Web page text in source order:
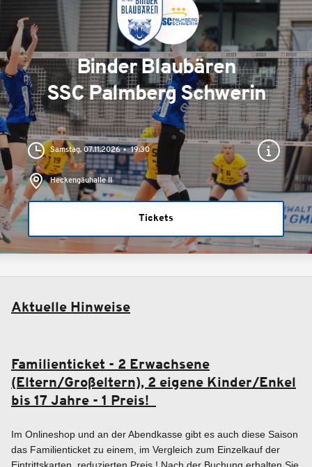
Binder Blaubären
SSC Palmberg Schwerin
Samstag, 07.11.2026 19:30
Heckengäuhalle II
Tickets
Aktuelle Hinweise
Familienticket - 2 Erwachsene
(Eltern/Großeltern), 2 eigene Kinder/Enkel
bis 17 Jahre - 1 Preis!
Im Onlineshop und an der Abendkasse gibt es auch diese Saison
das Familienticket zu einem, im Vergleich zum Einzelkauf der